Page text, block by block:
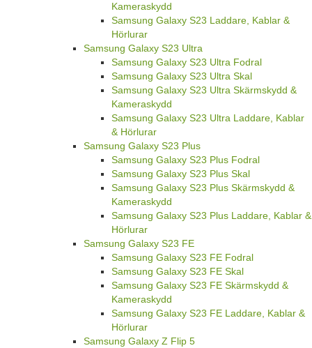
Kameraskydd
Samsung Galaxy S23 Laddare, Kablar &
Hörlurar
Samsung Galaxy S23 Ultra
Samsung Galaxy S23 Ultra Fodral
Samsung Galaxy S23 Ultra Skal
Samsung Galaxy S23 Ultra Skärmskydd &
Kameraskydd
Samsung Galaxy S23 Ultra Laddare, Kablar
& Hörlurar
Samsung Galaxy S23 Plus
Samsung Galaxy S23 Plus Fodral
Samsung Galaxy S23 Plus Skal
Samsung Galaxy S23 Plus Skärmskydd &
Kameraskydd
Samsung Galaxy S23 Plus Laddare, Kablar &
Hörlurar
Samsung Galaxy S23 FE
Samsung Galaxy S23 FE Fodral
Samsung Galaxy S23 FE Skal
Samsung Galaxy S23 FE Skärmskydd &
Kameraskydd
Samsung Galaxy S23 FE Laddare, Kablar &
Hörlurar
Samsung Galaxy Z Flip 5